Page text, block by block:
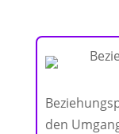
den